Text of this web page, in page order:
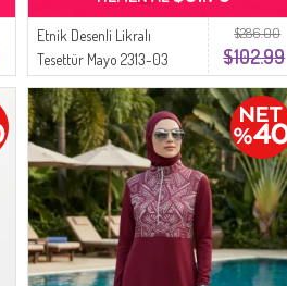
$286.00
$102.99
Etnik Desenli Likralı
Tesettür Mayo 2313-03
Çağla Yeşili